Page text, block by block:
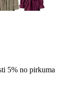
5% no pirkuma